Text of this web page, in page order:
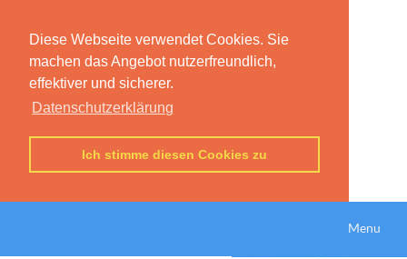
Diese Webseite verwendet Cookies. Sie
machen das Angebot nutzerfreundlich,
effektiver und sicherer.
Datenschutzerklärung
Ich stimme diesen Cookies zu
Menu